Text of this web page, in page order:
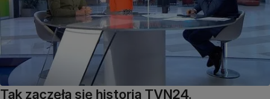
Tak zaczęła się historia TVN24.